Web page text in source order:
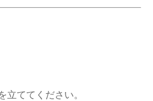
ててください。